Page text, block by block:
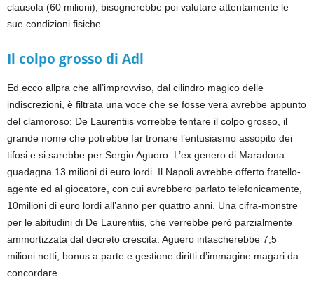
clausola (60 milioni), bisognerebbe poi valutare attentamente le
sue condizioni fisiche.
Il colpo grosso di Adl
Ed ecco allpra che all’improvviso, dal cilindro magico delle
indiscrezioni, è filtrata una voce che se fosse vera avrebbe appunto
del clamoroso: De Laurentiis vorrebbe tentare il colpo grosso, il
grande nome che potrebbe far tronare l’entusiasmo assopito dei
tifosi e si sarebbe per Sergio Aguero: L’ex genero di Maradona
guadagna 13 milioni di euro lordi. Il Napoli avrebbe offerto fratello-
agente ed al giocatore, con cui avrebbero parlato telefonicamente,
10milioni di euro lordi all’anno per quattro anni. Una cifra-monstre
per le abitudini di De Laurentiis, che verrebbe però parzialmente
ammortizzata dal decreto crescita. Aguero intascherebbe 7,5
milioni netti, bonus a parte e gestione diritti d’immagine magari da
concordare.